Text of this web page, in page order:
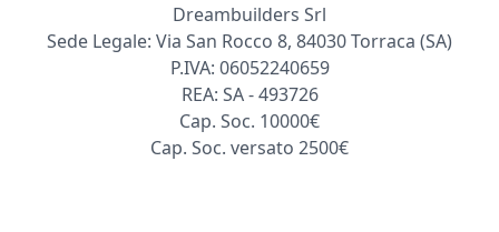
Dreambuilders Srl
Sede Legale: Via San Rocco 8, 84030 Torraca (SA)
P.IVA: 06052240659
REA: SA - 493726
Cap. Soc. 10000€
Cap. Soc. versato 2500€